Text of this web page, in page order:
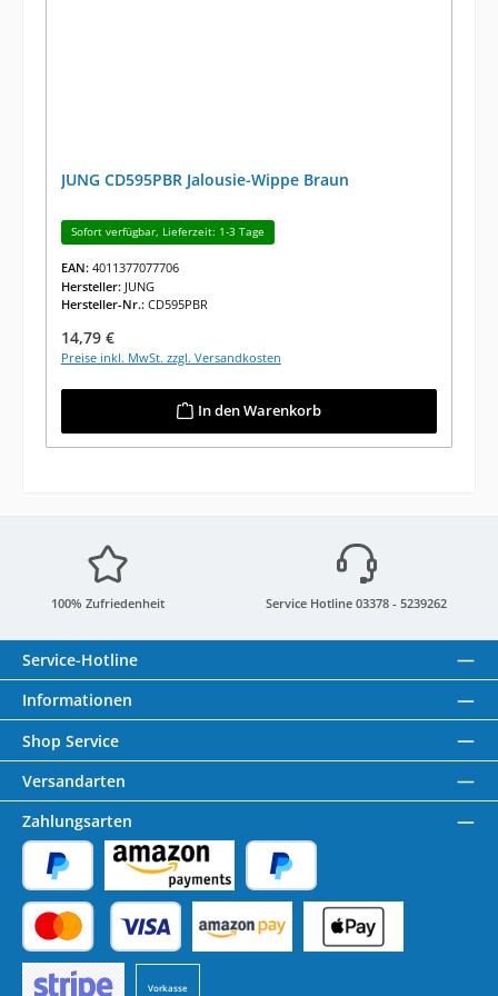
JUNG CD595PBR Jalousie-Wippe Braun
Sofort verfügbar, Lieferzeit: 1-3 Tage
EAN: 4011377077706
Hersteller: JUNG
Hersteller-Nr.: CD595PBR
Regulärer Preis:
14,79 €
Preise inkl. MwSt. zzgl. Versandkosten
In den Warenkorb
100% Zufriedenheit Service Hotline 03378 - 5239262
Service-Hotline
Informationen
Shop Service
Versandarten
Zahlungsarten
PayPal Amazon Pay Später Bezahlen
Kredit- oder Debitkarte
Vorkasse
Benutzerdefiniertes Bild 1